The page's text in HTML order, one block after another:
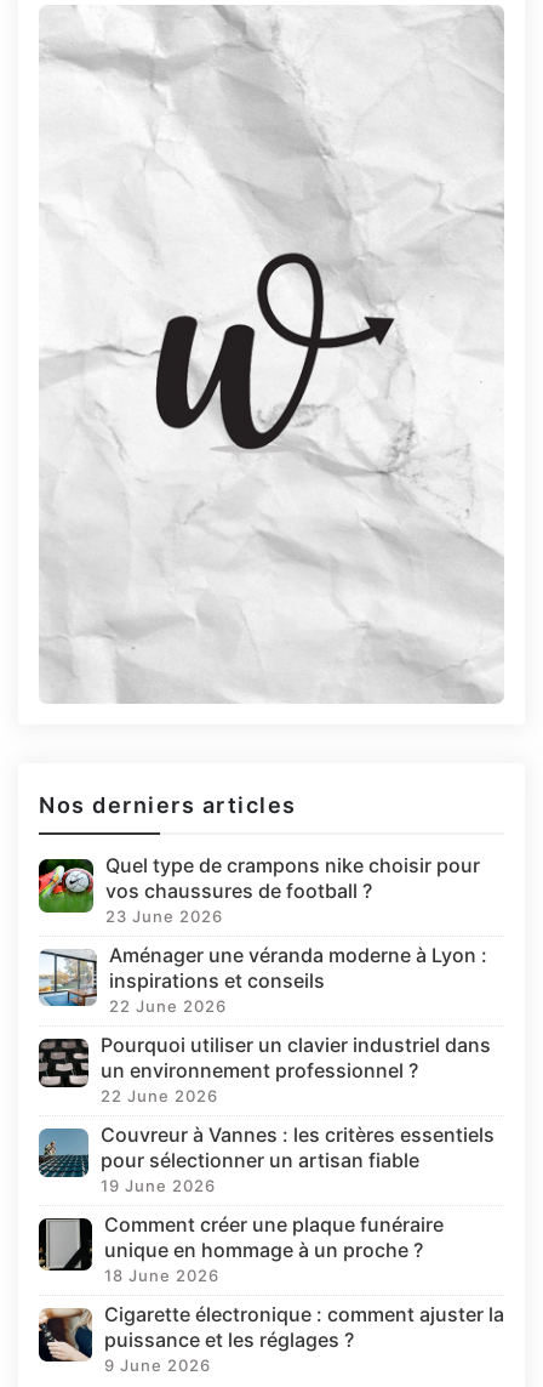
Nos derniers articles
Quel type de crampons nike choisir pour
vos chaussures de football ?
23 June 2026
Aménager une véranda moderne à Lyon :
inspirations et conseils
22 June 2026
Pourquoi utiliser un clavier industriel dans
un environnement professionnel ?
22 June 2026
Couvreur à Vannes : les critères essentiels
pour sélectionner un artisan fiable
19 June 2026
Comment créer une plaque funéraire
unique en hommage à un proche ?
18 June 2026
Cigarette électronique : comment ajuster la
puissance et les réglages ?
9 June 2026